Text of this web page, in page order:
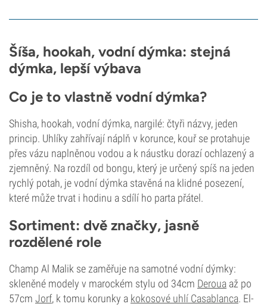
Šíša, hookah, vodní dýmka: stejná
dýmka, lepší výbava
Co je to vlastně vodní dýmka?
Shisha, hookah, vodní dýmka, nargilé: čtyři názvy, jeden
princip. Uhlíky zahřívají náplň v korunce, kouř se protahuje
přes vázu naplněnou vodou a k náustku dorazí ochlazený a
zjemněný. Na rozdíl od bongu, který je určený spíš na jeden
rychlý potah, je vodní dýmka stavěná na klidné posezení,
které může trvat i hodinu a sdílí ho parta přátel.
Sortiment: dvě značky, jasně
rozdělené role
Champ Al Malik se zaměřuje na samotné vodní dýmky:
skleněné modely v marockém stylu od 34cm Deroua až po
57cm Jorf, k tomu korunky a kokosové uhlí Casablanca. El-